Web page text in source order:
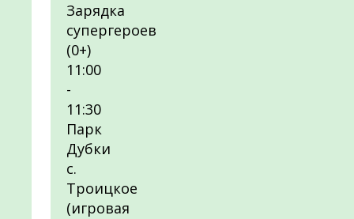
Зарядка
супергероев
(0+)
11:00
-
11:30
Парк
Дубки
с.
Троицкое
(игровая